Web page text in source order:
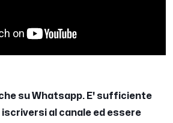
su Whatsapp. E' sufficiente
iscriversi al canale ed essere